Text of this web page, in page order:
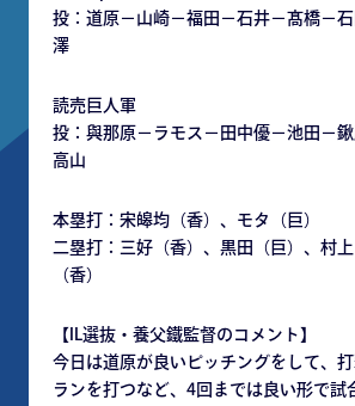
投：道原－山崎－福田－石井－髙橋－
澤
読売巨人軍
投：與那原－ラモス－田中優－池田－
高山
本塁打：宋皞均（香）、モタ（巨）
二塁打：三好（香）、黒田（巨）、村
（香）
【IL選抜・養父鐵監督のコメント】
今日は道原が良いピッチングをして、
ランを打つなど、4回までは良い形で試